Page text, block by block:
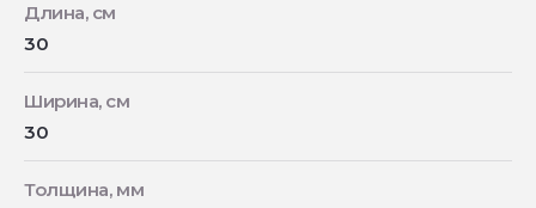
Длина, см
30
Ширина, см
30
Толщина, мм